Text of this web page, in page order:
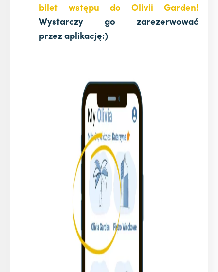
bilet wstępu do Olivii Garden!
Wystarczy go zarezerwować
przez aplikację:)